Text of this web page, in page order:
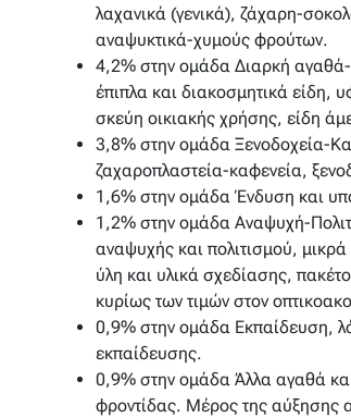
λαχανικά (γενικά), ζάχαρη-
αναψυκτικά-χυμούς φρούτων.
4,2% στην ομάδα Διαρκή αγαθά-
έπιπλα και διακοσμητικά είδη,
σκεύη οικιακής χρήσης, είδη
3,8% στην ομάδα Ξενοδοχεία-
ζαχαροπλαστεία-καφενεία,
1,6% στην ομάδα Ένδυση και
1,2% στην ομάδα Αναψυχή-
αναψυχής και πολιτισμού,
ύλη και υλικά σχεδίασης,
κυρίως των τιμών στον
0,9% στην ομάδα Εκπαίδευση,
εκπαίδευσης.
0,9% στην ομάδα Άλλα αγαθά
φροντίδας. Μέρος της αύξησης